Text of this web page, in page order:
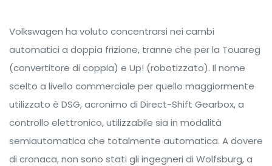
Volkswagen ha voluto concentrarsi nei cambi
automatici a doppia frizione, tranne che per la Touareg
(convertitore di coppia) e Up! (robotizzato). Il nome
scelto a livello commerciale per quello maggiormente
utilizzato è DSG, acronimo di Direct-Shift Gearbox, a
controllo elettronico, utilizzabile sia in modalità
semiautomatica che totalmente automatica. A dovere
di cronaca, non sono stati gli ingegneri di Wolfsburg, a